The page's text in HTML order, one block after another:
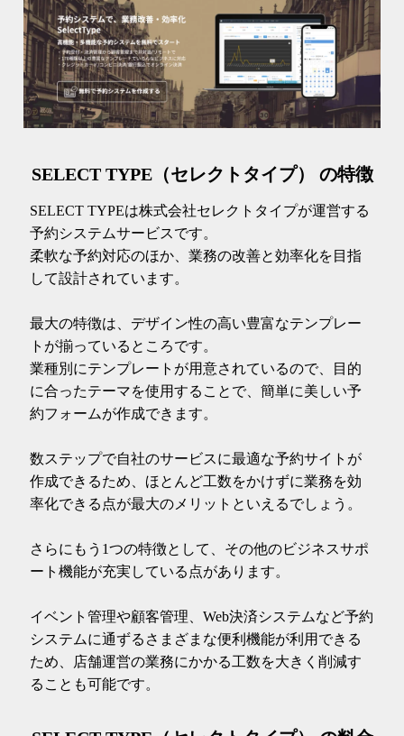
SELECT TYPE（セレクトタイプ） の特徴
SELECT TYPEは株式会社セレクトタイプが運営する
予約システムサービスです。
柔軟な予約対応のほか、業務の改善と効率化を目指
して設計されています。
最大の特徴は、デザイン性の高い豊富なテンプレー
トが揃っているところです。
業種別にテンプレートが用意されているので、目的
に合ったテーマを使用することで、簡単に美しい予
約フォームが作成できます。
数ステップで自社のサービスに最適な予約サイトが
作成できるため、ほとんど工数をかけずに業務を効
率化できる点が最大のメリットといえるでしょう。
さらにもう1つの特徴として、その他のビジネスサポ
ート機能が充実している点があります。
イベント管理や顧客管理、Web決済システムなど予約
システムに通ずるさまざまな便利機能が利用できる
ため、店舗運営の業務にかかる工数を大きく削減す
ることも可能です。